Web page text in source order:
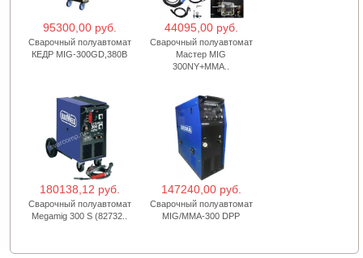
95300,00 руб.
Сварочный полуавтомат
КЕДР MIG-300GD,380В
44095,00 руб.
Сварочный полуавтомат
Мастер MIG
300NY+MMA..
180138,12 руб.
Сварочный полуавтомат
Megamig 300 S (82732..
147240,00 руб.
Сварочный полуавтомат
MIG/MMA-300 DPP